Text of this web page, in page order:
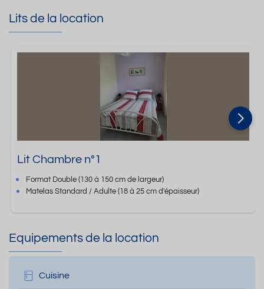
Lits de la location
Lit Chambre n°1
Format Double (130 à 150 cm de largeur)
Matelas Standard / Adulte(18 à 25 cm d'épaisseur)
Equipements de la location
Cuisine